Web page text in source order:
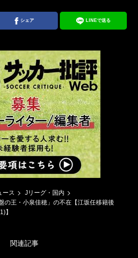
シェア LINEで送る
ース
Jリーグ・国内
の王・小泉佳穂」の不在【江坂任移籍後
】
関連記事